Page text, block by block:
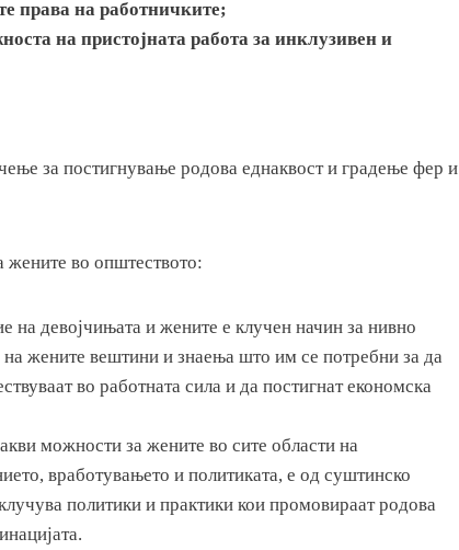
права на работничките;
на пристојната работа за инклузивен и
за постигнување родова еднаквост и градење фер и
жените во општеството:
на девојчињата и жените е клучен начин за нивно
жените вештини и знаења што им се потребни за да
во работната сила и да постигнат економска
можности за жените во сите области на
вработувањето и политиката, е од суштинско
политики и практики кои промовираат родова